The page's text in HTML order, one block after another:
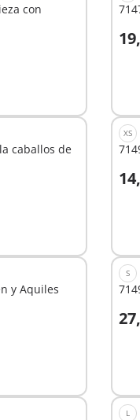
con
caballos de
XS
y Aquiles
S
L